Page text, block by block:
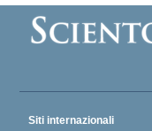
Siti internazionali